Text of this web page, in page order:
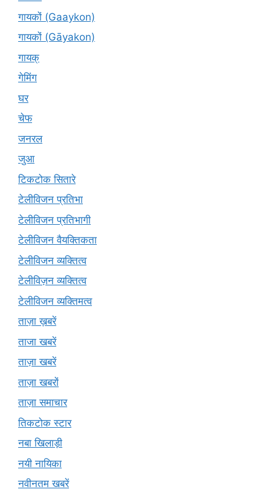
गायकों (Gaaykon)
गायकों (Gāyakon)
गायक्
गेमिंग
घर
चेफ
जनरल
जुआ
टिकटोक सितारे
टेलीविजन प्रतिभा
टेलीविजन प्रतिभागी
टेलीविजन वैयक्तिकता
टेलीविजन व्यक्तित्व
टेलीविज़न व्यक्तित्व
टेलीविजन व्यक्तिमत्व
ताज़ा ख़बरें
ताजा खबरें
ताज़ा खबरें
ताज़ा खबरों
ताज़ा समाचार
तिकटोक स्टार
नबा खिलाड़ी
नयी नायिका
नवीनतम खबरें